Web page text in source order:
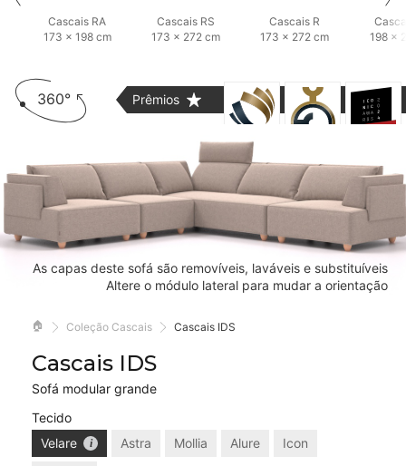
Cascais RA
173 × 198 cm
Cascais RS
173 × 272 cm
Cascais R
173 × 272 cm
198 ×
As capas deste sofá são removíveis, laváveis e substituíveis
Altere o módulo lateral para mudar a orientação
360° Prêmios
🏠 Coleção Cascais Cascais IDS
Cascais IDS
Sofá modular grande
Tecido
Velare
Astra Mollia Alure Icon